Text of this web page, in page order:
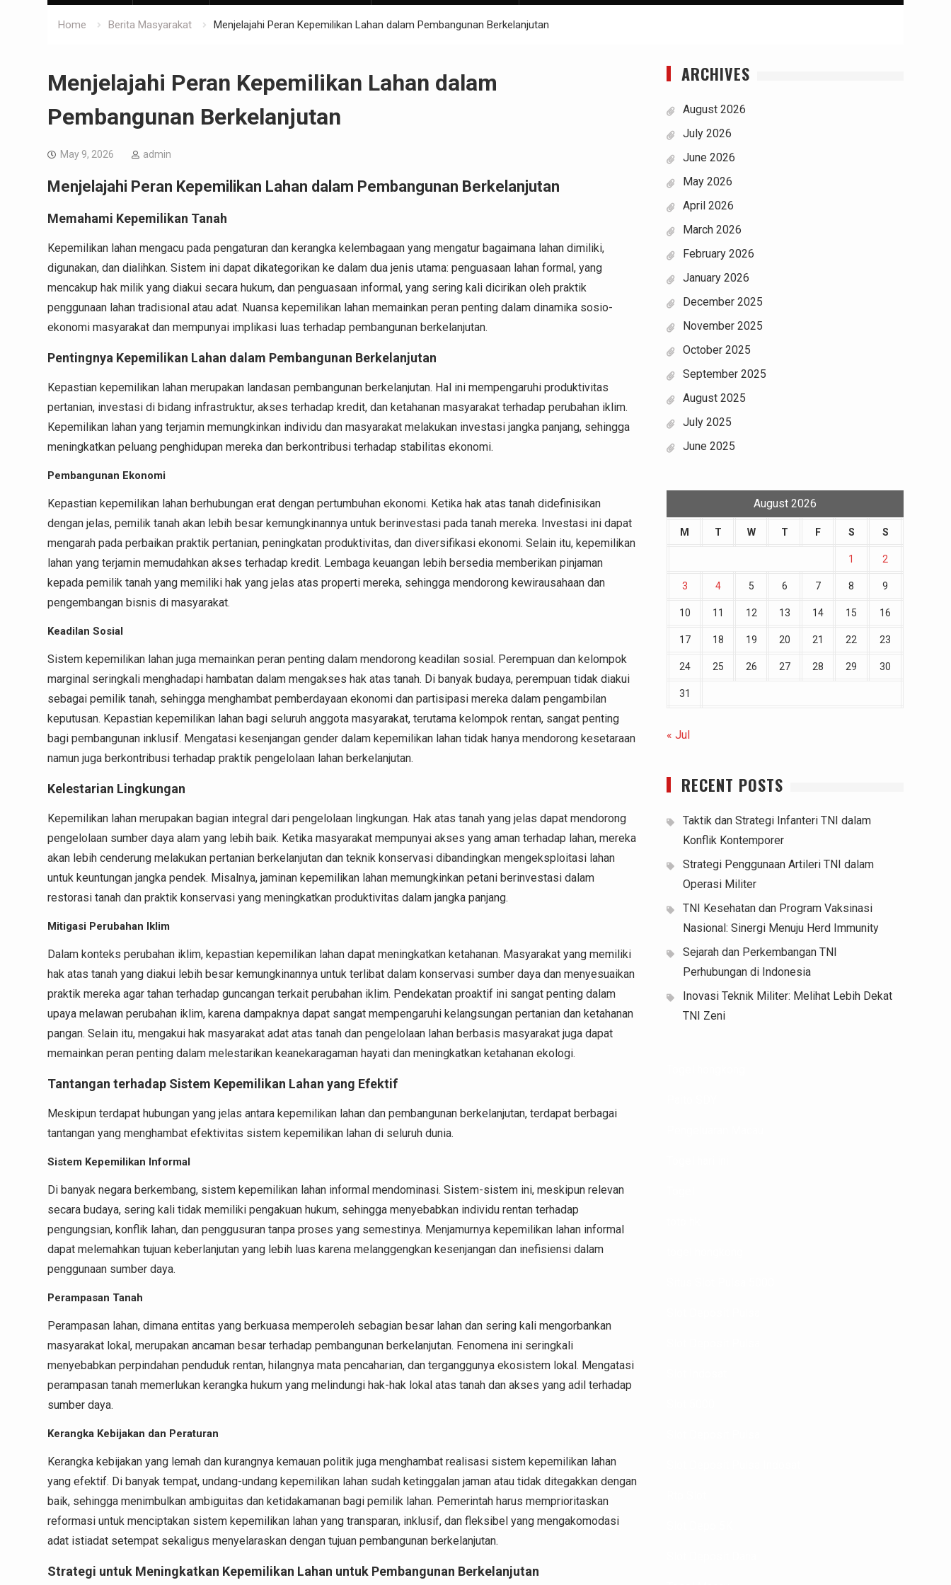
Home Berita Masyarakat Menjelajahi Peran Kepemilikan Lahan dalam Pembangunan Berkelanjutan
Menjelajahi Peran Kepemilikan Lahan dalam
Pembangunan Berkelanjutan
May 9, 2026 admin
Menjelajahi Peran Kepemilikan Lahan dalam Pembangunan Berkelanjutan
Memahami Kepemilikan Tanah
Kepemilikan lahan mengacu pada pengaturan dan kerangka kelembagaan yang mengatur bagaimana lahan dimiliki,
digunakan, dan dialihkan. Sistem ini dapat dikategorikan ke dalam dua jenis utama: penguasaan lahan formal, yang
mencakup hak milik yang diakui secara hukum, dan penguasaan informal, yang sering kali dicirikan oleh praktik
penggunaan lahan tradisional atau adat. Nuansa kepemilikan lahan memainkan peran penting dalam dinamika sosio-
ekonomi masyarakat dan mempunyai implikasi luas terhadap pembangunan berkelanjutan.
Pentingnya Kepemilikan Lahan dalam Pembangunan Berkelanjutan
Kepastian kepemilikan lahan merupakan landasan pembangunan berkelanjutan. Hal ini mempengaruhi produktivitas
pertanian, investasi di bidang infrastruktur, akses terhadap kredit, dan ketahanan masyarakat terhadap perubahan iklim.
Kepemilikan lahan yang terjamin memungkinkan individu dan masyarakat melakukan investasi jangka panjang, sehingga
meningkatkan peluang penghidupan mereka dan berkontribusi terhadap stabilitas ekonomi.
Pembangunan Ekonomi
Kepastian kepemilikan lahan berhubungan erat dengan pertumbuhan ekonomi. Ketika hak atas tanah didefinisikan
dengan jelas, pemilik tanah akan lebih besar kemungkinannya untuk berinvestasi pada tanah mereka. Investasi ini dapat
mengarah pada perbaikan praktik pertanian, peningkatan produktivitas, dan diversifikasi ekonomi. Selain itu, kepemilikan
lahan yang terjamin memudahkan akses terhadap kredit. Lembaga keuangan lebih bersedia memberikan pinjaman
kepada pemilik tanah yang memiliki hak yang jelas atas properti mereka, sehingga mendorong kewirausahaan dan
pengembangan bisnis di masyarakat.
Keadilan Sosial
Sistem kepemilikan lahan juga memainkan peran penting dalam mendorong keadilan sosial. Perempuan dan kelompok
marginal seringkali menghadapi hambatan dalam mengakses hak atas tanah. Di banyak budaya, perempuan tidak diakui
sebagai pemilik tanah, sehingga menghambat pemberdayaan ekonomi dan partisipasi mereka dalam pengambilan
keputusan. Kepastian kepemilikan lahan bagi seluruh anggota masyarakat, terutama kelompok rentan, sangat penting
bagi pembangunan inklusif. Mengatasi kesenjangan gender dalam kepemilikan lahan tidak hanya mendorong kesetaraan
namun juga berkontribusi terhadap praktik pengelolaan lahan berkelanjutan.
Kelestarian Lingkungan
Kepemilikan lahan merupakan bagian integral dari pengelolaan lingkungan. Hak atas tanah yang jelas dapat mendorong
pengelolaan sumber daya alam yang lebih baik. Ketika masyarakat mempunyai akses yang aman terhadap lahan, mereka
akan lebih cenderung melakukan pertanian berkelanjutan dan teknik konservasi dibandingkan mengeksploitasi lahan
untuk keuntungan jangka pendek. Misalnya, jaminan kepemilikan lahan memungkinkan petani berinvestasi dalam
restorasi tanah dan praktik konservasi yang meningkatkan produktivitas dalam jangka panjang.
Mitigasi Perubahan Iklim
Dalam konteks perubahan iklim, kepastian kepemilikan lahan dapat meningkatkan ketahanan. Masyarakat yang memiliki
hak atas tanah yang diakui lebih besar kemungkinannya untuk terlibat dalam konservasi sumber daya dan menyesuaikan
praktik mereka agar tahan terhadap guncangan terkait perubahan iklim. Pendekatan proaktif ini sangat penting dalam
upaya melawan perubahan iklim, karena dampaknya dapat sangat mempengaruhi kelangsungan pertanian dan ketahanan
pangan. Selain itu, mengakui hak masyarakat adat atas tanah dan pengelolaan lahan berbasis masyarakat juga dapat
memainkan peran penting dalam melestarikan keanekaragaman hayati dan meningkatkan ketahanan ekologi.
Tantangan terhadap Sistem Kepemilikan Lahan yang Efektif
Meskipun terdapat hubungan yang jelas antara kepemilikan lahan dan pembangunan berkelanjutan, terdapat berbagai
tantangan yang menghambat efektivitas sistem kepemilikan lahan di seluruh dunia.
Sistem Kepemilikan Informal
Di banyak negara berkembang, sistem kepemilikan lahan informal mendominasi. Sistem-sistem ini, meskipun relevan
secara budaya, sering kali tidak memiliki pengakuan hukum, sehingga menyebabkan individu rentan terhadap
pengungsian, konflik lahan, dan penggusuran tanpa proses yang semestinya. Menjamurnya kepemilikan lahan informal
dapat melemahkan tujuan keberlanjutan yang lebih luas karena melanggengkan kesenjangan dan inefisiensi dalam
penggunaan sumber daya.
Perampasan Tanah
Perampasan lahan, dimana entitas yang berkuasa memperoleh sebagian besar lahan dan sering kali mengorbankan
masyarakat lokal, merupakan ancaman besar terhadap pembangunan berkelanjutan. Fenomena ini seringkali
menyebabkan perpindahan penduduk rentan, hilangnya mata pencaharian, dan terganggunya ekosistem lokal. Mengatasi
perampasan tanah memerlukan kerangka hukum yang melindungi hak-hak lokal atas tanah dan akses yang adil terhadap
sumber daya.
Kerangka Kebijakan dan Peraturan
Kerangka kebijakan yang lemah dan kurangnya kemauan politik juga menghambat realisasi sistem kepemilikan lahan
yang efektif. Di banyak tempat, undang-undang kepemilikan lahan sudah ketinggalan jaman atau tidak ditegakkan dengan
baik, sehingga menimbulkan ambiguitas dan ketidakamanan bagi pemilik lahan. Pemerintah harus memprioritaskan
reformasi untuk menciptakan sistem kepemilikan lahan yang transparan, inklusif, dan fleksibel yang mengakomodasi
adat istiadat setempat sekaligus menyelaraskan dengan tujuan pembangunan berkelanjutan.
Strategi untuk Meningkatkan Kepemilikan Lahan untuk Pembangunan Berkelanjutan
ARCHIVES
August 2026
July 2026
June 2026
May 2026
April 2026
March 2026
February 2026
January 2026
December 2025
November 2025
October 2025
September 2025
August 2025
July 2025
June 2025
August 2026
M T W T F S S
1 2
3 4 5 6 7 8 9
10 11 12 13 14 15 16
17 18 19 20 21 22 23
24 25 26 27 28 29 30
31
« Jul
RECENT POSTS
Taktik dan Strategi Infanteri TNI dalam
Konflik Kontemporer
Strategi Penggunaan Artileri TNI dalam
Operasi Militer
TNI Kesehatan dan Program Vaksinasi
Nasional: Sinergi Menuju Herd Immunity
Sejarah dan Perkembangan TNI
Perhubungan di Indonesia
Inovasi Teknik Militer: Melihat Lebih Dekat
TNI Zeni